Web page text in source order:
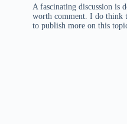
A fascinating discussion is
worth comment. I do think
to publish more on this